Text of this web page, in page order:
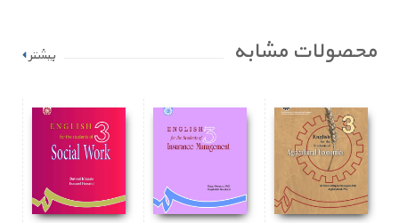
محصولات مشابه بیشتر